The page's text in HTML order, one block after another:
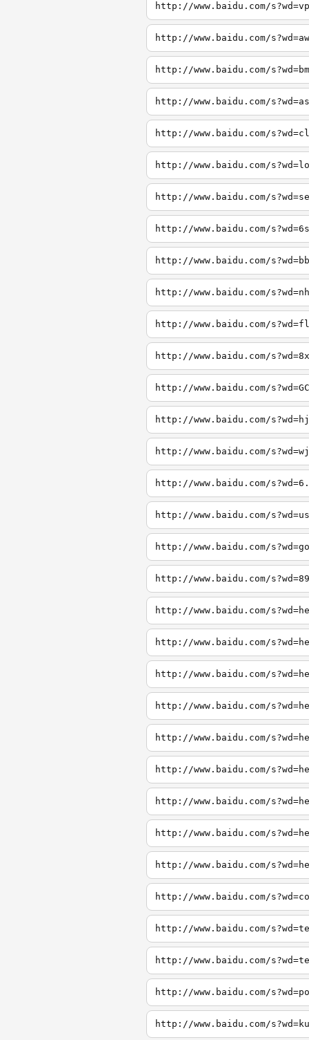
http://www.baidu.com/
http://www.baidu.com/
http://www.baidu.com/
http://www.baidu.com/
http://www.baidu.com/
http://www.baidu.com/
http://www.baidu.com/
http://www.baidu.com/
http://www.baidu.com/
http://www.baidu.com/
http://www.baidu.com/
http://www.baidu.com/
http://www.baidu.com/
http://www.baidu.com/
http://www.baidu.com/
http://www.baidu.com/
http://www.baidu.com/
http://www.baidu.com/
http://www.baidu.com/
http://www.baidu.com/
http://www.baidu.com/
http://www.baidu.com/
http://www.baidu.com/
http://www.baidu.com/
http://www.baidu.com/
http://www.baidu.com/
http://www.baidu.com/
http://www.baidu.com/
http://www.baidu.com/
http://www.baidu.com/
http://www.baidu.com/
http://www.baidu.com/
http://www.baidu.com/